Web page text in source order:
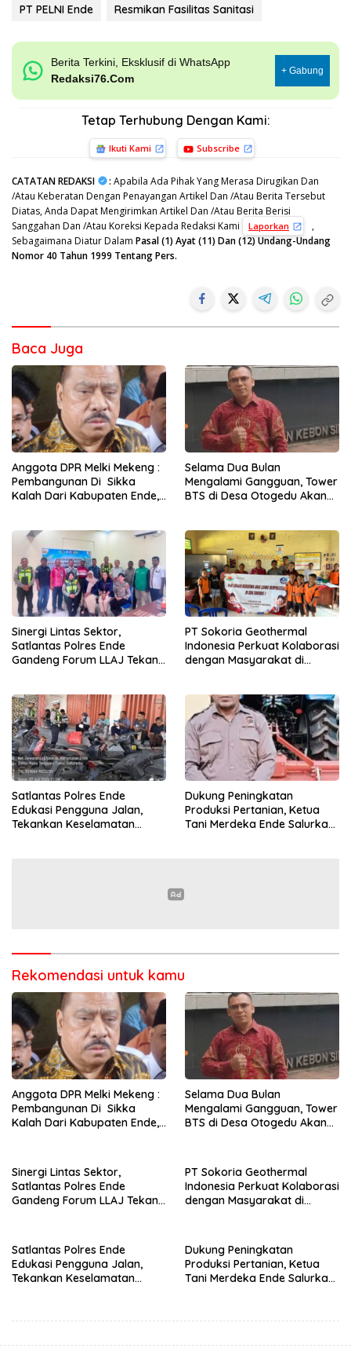
PT PELNI Ende Resmikan Fasilitas Sanitasi
Berita Terkini, Eksklusif di WhatsApp
Redaksi76.Com
+ Gabung
Tetap Terhubung Dengan Kami:
Ikuti Kami Subscribe
CATATAN REDAKSI : Apabila Ada Pihak Yang Merasa Dirugikan Dan
/Atau Keberatan Dengan Penayangan Artikel Dan /Atau Berita Tersebut
Diatas, Anda Dapat Mengirimkan Artikel Dan /Atau Berita Berisi
Sanggahan Dan /Atau Koreksi Kepada Redaksi Kami
Laporkan
,
Sebagaimana Diatur Dalam Pasal (1) Ayat (11) Dan (12) Undang-Undang
Nomor 40 Tahun 1999 Tentang Pers.
Baca Juga
Anggota DPR Melki Mekeng :
Pembangunan Di Sikka
Kalah Dari Kabupaten Ende,
Selama Dua Bulan
Mengalami Gangguan, Tower
BTS di Desa Otogedu Akan
Sinergi Lintas Sektor,
Satlantas Polres Ende
Gandeng Forum LLAJ Tekan
PT Sokoria Geothermal
Indonesia Perkuat Kolaborasi
dengan Masyarakat di
Satlantas Polres Ende
Edukasi Pengguna Jalan,
Tekankan Keselamatan
Dukung Peningkatan
Produksi Pertanian, Ketua
Tani Merdeka Ende Salurkan
Rekomendasi untuk kamu
Anggota DPR Melki Mekeng :
Pembangunan Di Sikka
Kalah Dari Kabupaten Ende,
Selama Dua Bulan
Mengalami Gangguan, Tower
BTS di Desa Otogedu Akan
Sinergi Lintas Sektor,
Satlantas Polres Ende
Gandeng Forum LLAJ Tekan
PT Sokoria Geothermal
Indonesia Perkuat Kolaborasi
dengan Masyarakat di
Satlantas Polres Ende
Edukasi Pengguna Jalan,
Tekankan Keselamatan
Dukung Peningkatan
Produksi Pertanian, Ketua
Tani Merdeka Ende Salurkan